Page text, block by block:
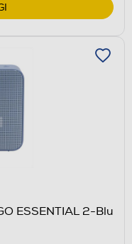
ESSENTIAL 2-Blu